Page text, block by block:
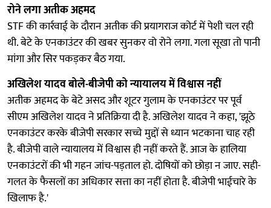
रोने लगा अतीक अहमद
STF की कार्रवाई के दौरान अतीक की प्रयागराज कोर्ट में पेशी चल रही
थी. बेटे के एनकाउंटर की खबर सुनकर वो रोने लगा. गला सूखा तो पानी
मांगा और सिर पकड़कर बैठ गया.
अखिलेश यादव बोले-बीजेपी को न्यायालय में विश्वास नहीं
अतीक अहमद के बेटे असद और शूटर गुलाम के एनकाउंटर पर पूर्व
सीएम अखिलेश यादव ने प्रतिक्रिया दी है. अखिलेश यादव ने कहा, 'झूठे
एनकाउंटर करके बीजेपी सरकार सच्चे मुद्दों से ध्यान भटकाना चाह रही
है. बीजेपी वाले न्यायालय में विश्वास ही नहीं करते हैं. आज के हालिया
एनकाउंटरों की भी गहन जांच-पड़ताल हो. दोषियों को छोड़ा न जाए. सही-
गलत के फैसलों का अधिकार सत्ता का नहीं होता है. बीजेपी भाईचारे के
खिलाफ है.'